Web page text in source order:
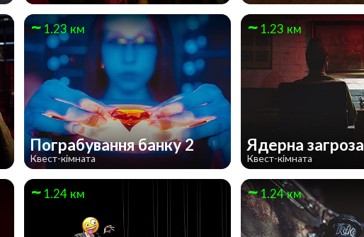
1.23 км
Пограбування банку 2
Квест-кімната
1.23 км
Ядерна загроза
Квест-кімната
1.24 км 1.24 км